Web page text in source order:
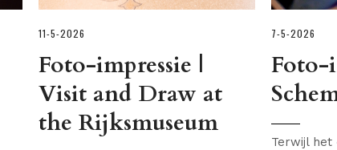
11-5-2026
Foto-impressie |
Visit and Draw at
the Rijksmuseum
7-5-2026
Foto-
Terwijl het